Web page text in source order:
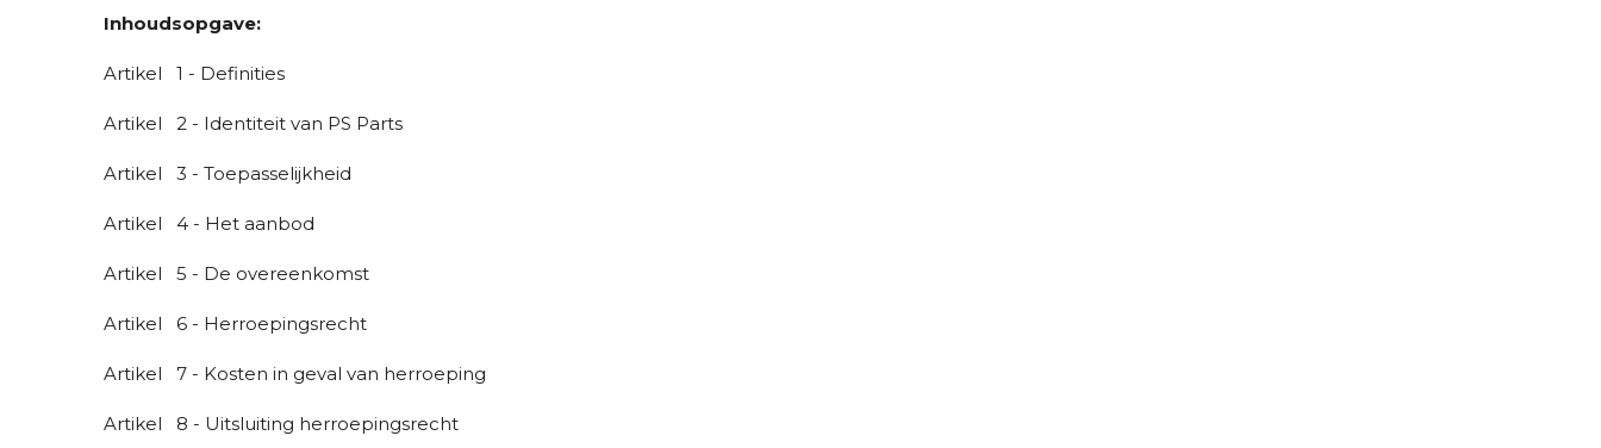
Inhoudsopgave:
Artikel 1 - Definities
Artikel 2 - Identiteit van PS Parts
Artikel 3 - Toepasselijkheid
Artikel 4 - Het aanbod
Artikel 5 - De overeenkomst
Artikel 6 - Herroepingsrecht
Artikel 7 - Kosten in geval van herroeping
Artikel 8 - Uitsluiting herroepingsrecht